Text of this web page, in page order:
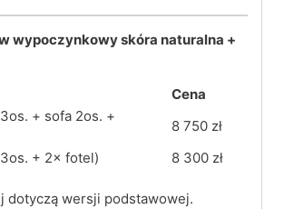
wypoczynkowy skóra naturalna +
Cena
+ sofa 2os. +
8 750 zł
+ 2× fotel)
8 300 zł
dotyczą wersji podstawowej.